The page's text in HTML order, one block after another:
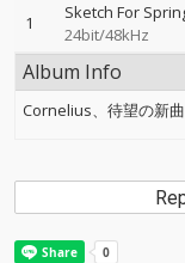
1 Sketch For
24bit/48kHz
Album Info
Cornelius、待望の新